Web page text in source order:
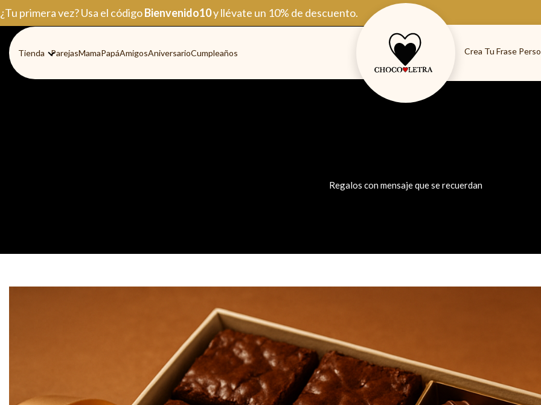
Ir
al
contenido
¿Tu primera vez? Usa el códigoBienvenido10y llévate un 10% de descuento.
Tienda ParejasMamaPapáAmigosAniversarioCumpleaños Crea Tu Frase
Regalos con mensaje que se recuerdan